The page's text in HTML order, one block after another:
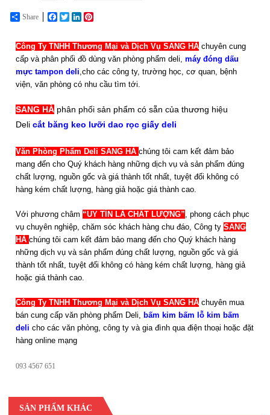
Share FacebookTwitterLinkedIn
Công Ty TNHH Thương Mại và Dịch Vụ SANG HÀ chuyên cung
cấp và phân phối đồ dùng văn phòng phẩm deli, máy đóng dấu
mực tampon deli ,cho các công ty, trường học, cơ quan, bệnh
viện, văn phòng có nhu cầu tìm tới.
SANG HÀ phân phối sản phẩm có sẵn của thương hiệu
Deli cắt băng keo lưỡi dao rọc giấy deli
Văn Phòng Phẩm Deli SANG HÀ chúng tôi cam kết đảm bảo
mang đến cho Quý khách hàng những dịch vụ và sản phẩm đúng
chất lượng, nguồn gốc và giá thành tốt nhất, tuyệt đối không có
hàng kém chất lượng, hàng giả hoặc giá thành cao.
Với phương châm “UY TÍN LÀ CHẤT LƯỢNG” , phong cách phục
vụ chuyên nghiệp, chăm sóc khách hàng chu đáo, Công ty SANG
HÀ chúng tôi cam kết đảm bảo mang đến cho Quý khách hàng
những dịch vụ và sản phẩm đúng chất lượng, nguồn gốc và giá
thành tốt nhất, tuyệt đối không có hàng kém chất lượng, hàng giả
hoặc giá thành cao.
Công Ty TNHH Thương Mại và Dịch Vụ SANG HÀ chuyên mua
bán cung cấp văn phòng phẩm Deli, bấm kim bấm lỗ kim bấm
deli cho các văn phòng, công ty và gia đình qua điện thoại hoặc đặt
hàng online mạng
093 4567 651
SẢN PHẨM KHÁC